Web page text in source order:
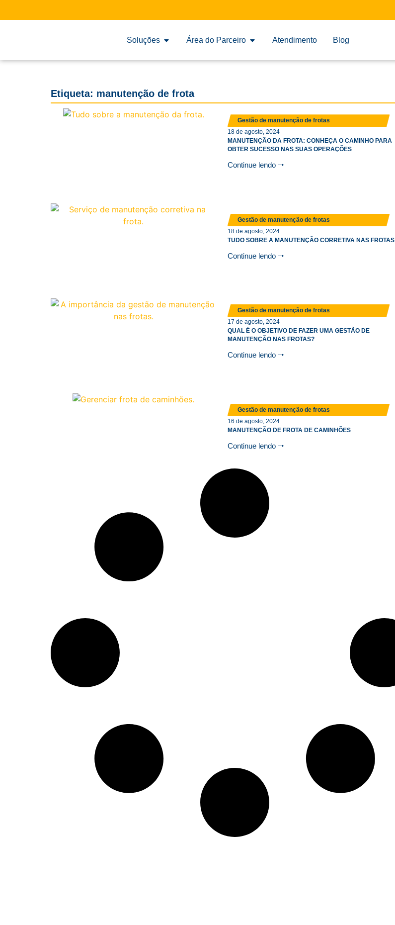
Soluções Área do Parceiro Atendimento Blog
Etiqueta: manutenção de frota
Gestão de manutenção de frotas
18 de agosto, 2024
MANUTENÇÃO DA FROTA: CONHEÇA O CAMINHO PARA
OBTER SUCESSO NAS SUAS OPERAÇÕES
Continue lendo 🠒
Gestão de manutenção de frotas
18 de agosto, 2024
TUDO SOBRE A MANUTENÇÃO CORRETIVA NAS FROTAS
Continue lendo 🠒
Gestão de manutenção de frotas
17 de agosto, 2024
QUAL É O OBJETIVO DE FAZER UMA GESTÃO DE
MANUTENÇÃO NAS FROTAS?
Continue lendo 🠒
Gestão de manutenção de frotas
16 de agosto, 2024
MANUTENÇÃO DE FROTA DE CAMINHÕES
Continue lendo 🠒